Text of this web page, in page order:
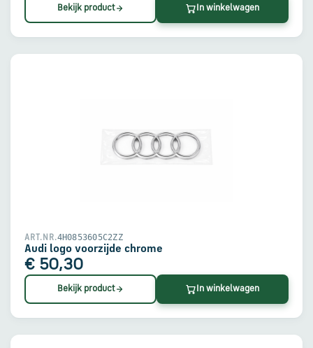
Bekijk product In winkelwagen
ART.NR.4H0853605C2ZZ
Audi logo voorzijde chrome
€ 50,30
Bekijk product In winkelwagen